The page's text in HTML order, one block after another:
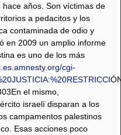
años. Son víctimas de
a pedacitos y los
contaminada de odio y
en 2009 un amplio informe
es uno de los más
cgi-
el mismo,
israelí disparan a los
campamentos palestinos
Esas acciones poco